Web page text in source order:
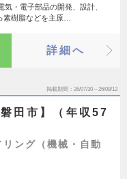
・電子部品の開発、設計、
樹脂などを主原…
詳細へ
掲載期間 26/07/30～26/08/12
田市】（年収57
ング（機械・自動